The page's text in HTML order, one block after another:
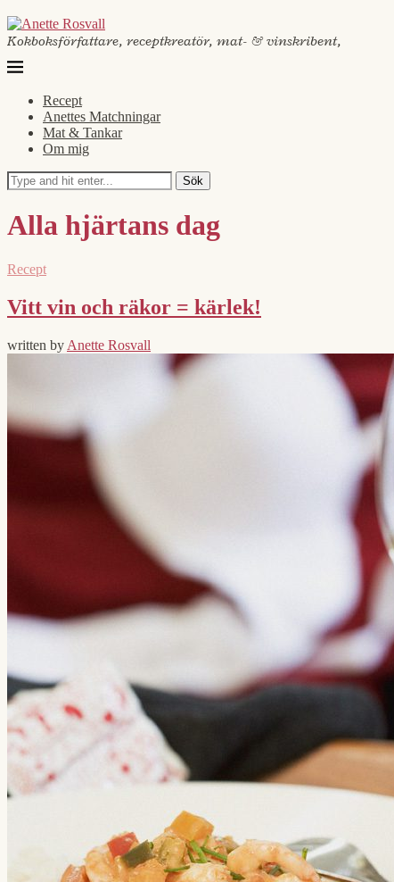
Kokboksförfattare, receptkreatör, mat- & vinskribent,
Recept
Anettes Matchningar
Mat & Tankar
Om mig
Sök
Alla hjärtans dag
Recept
Vitt vin och räkor = kärlek!
written by Anette Rosvall